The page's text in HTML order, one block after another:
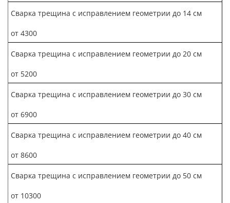
Сварка трещина с исправлением геометрии до 14 см
от 4300
Сварка трещина с исправлением геометрии до 20 см
от 5200
Сварка трещина с исправлением геометрии до 30 см
от 6900
Сварка трещина с исправлением геометрии до 40 см
от 8600
Сварка трещина с исправлением геометрии до 50 см
от 10300